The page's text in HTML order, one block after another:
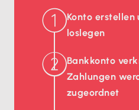
Konto erstellen
loslegen
Bankkonto
Zahlungen
zugeordnet